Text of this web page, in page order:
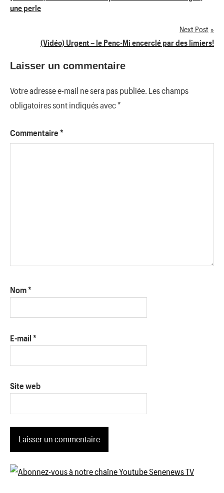
de
une perle
Next Post
(Vidéo) Urgent – le Penc-Mi encerclé par des limiers!
Laisser un commentaire
Votre adresse e-mail ne sera pas publiée. Les champs
obligatoires sont indiqués avec*
Commentaire *
Nom*
E-mail *
Site web